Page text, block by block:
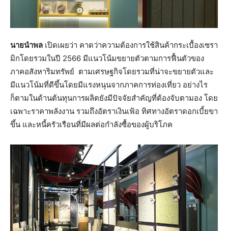
นายนำพล เปิดเผยว่า คาดว่าความต้องการใช้สินค้ากระเบื้องเซรา
มิกโดยรวมในปี 2566 มีแนวโน้มขยายตัวตามการฟื้นตัวของ
ภาคอสังหาริมทรัพย์ ตามเศรษฐกิจโดยรวมที่น่าจะขยายตัวและ
มีแนวโน้มที่ดีขึ้นโดยมีแรงหนุนจากภาคการท่องเที่ยว อย่างไร
ก็ตามในด้านต้นทุนการผลิตยังมีปัจจัยสำคัญที่ต้องจับตามอง โดย
เฉพาะราคาพลังงาน รวมถึงอัตราเงินเฟ้อ ทิศทางอัตราดอกเบี้ยขา
ขึ้น และหนี้ครัวเรือนที่มีผลต่อกำลังซื้อของผู้บริโภค